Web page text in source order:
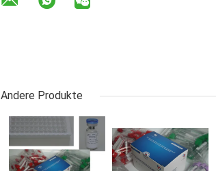
Andere Produkte